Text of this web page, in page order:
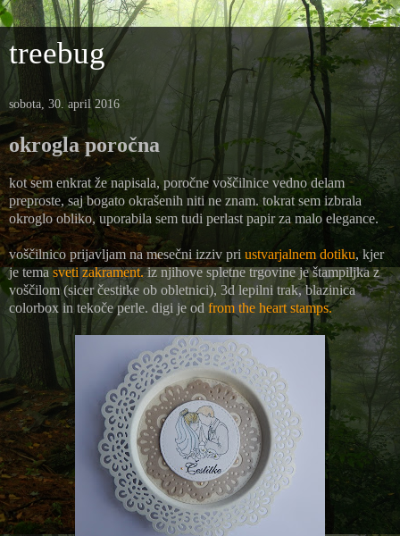
treebug
sobota, 30. april 2016
okrogla poročna
kot sem enkrat že napisala, poročne voščilnice vedno delam
preproste, saj bogato okrašenih niti ne znam. tokrat sem izbrala
okroglo obliko, uporabila sem tudi perlast papir za malo elegance.
voščilnico prijavljam na mesečni izziv pri ustvarjalnem dotiku, kjer
je temasveti zakrament.iz njihove spletne trgovine je štampiljka z
voščilom (sicer čestitke ob obletnici), 3d lepilni trak, blazinica
colorbox in tekoče perle. digi je od from the heart stamps.